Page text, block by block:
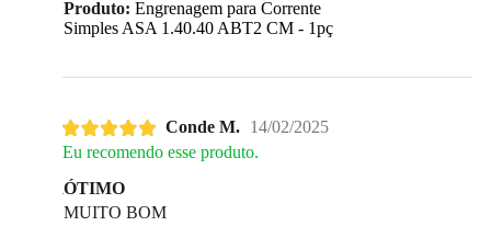
Produto: Engrenagem para Corrente
Simples ASA 1.40.40 ABT2 CM - 1pç
Conde M.
14/02/2025
Eu recomendo esse produto.
ÓTIMO
MUITO BOM